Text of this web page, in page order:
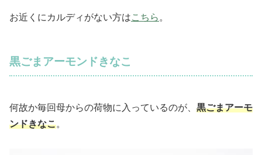
お近くにカルディがない方はこちら 。
黒ごまアーモンドきなこ
何故か毎回母からの荷物に入っているのが、 黒ごまアーモ
ンドきなこ。